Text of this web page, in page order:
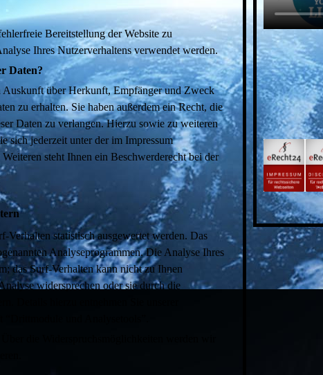
Bereitstellung der Website zu
Ihres Nutzerverhaltens verwendet werden.
Daten?
Auskunft über Herkunft, Empfänger und Zweck
zu erhalten. Sie haben außerdem ein Recht, die
Daten zu verlangen. Hierzu sowie zu weiteren
sich jederzeit unter der im Impressum
steht Ihnen ein Beschwerderecht bei der
Verhalten statistisch ausgewertet werden. Das
Analyseprogrammen. Die Analyse Ihres
das Surf-Verhalten kann nicht zu Ihnen
widersprechen oder sie durch die